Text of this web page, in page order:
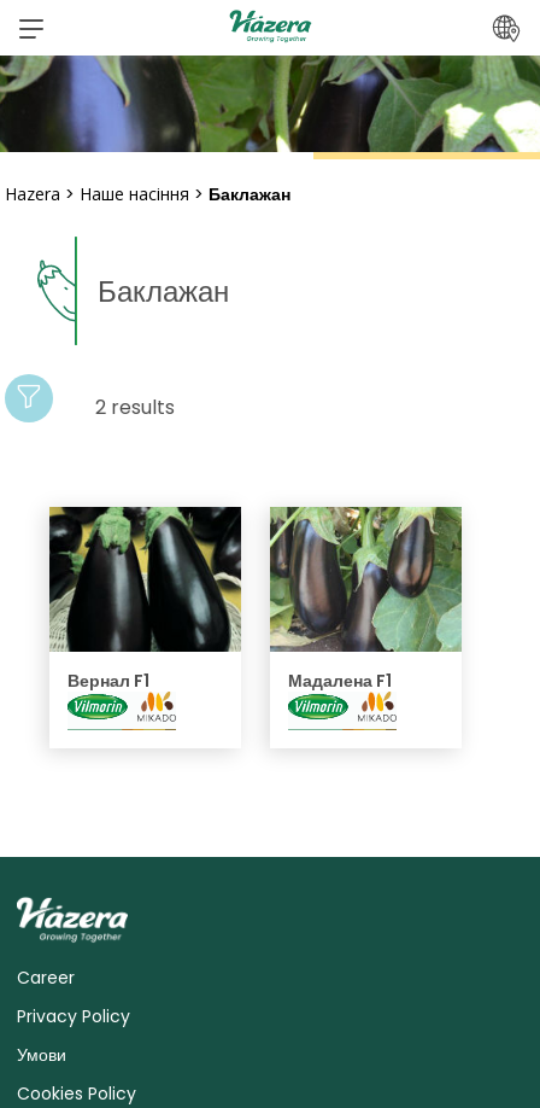
Перейти
до
вмісту
Hazera > Наше насіння > Баклажан
Баклажан
2 results
Вернал F1 Мадалена F1
Career
Privacy Policy
Умови
Cookies Policy